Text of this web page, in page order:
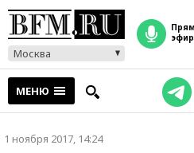
Москва
прямой
эфир
МЕНЮ
1 ноября 2017, 14:24